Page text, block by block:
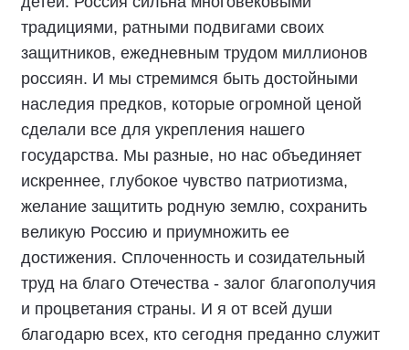
традициями, ратными подвигами своих
защитников, ежедневным трудом миллионов
россиян. И мы стремимся быть достойными
наследия предков, которые огромной ценой
сделали все для укрепления нашего
государства. Мы разные, но нас объединяет
искреннее, глубокое чувство патриотизма,
желание защитить родную землю, сохранить
великую Россию и приумножить ее
достижения. Сплоченность и созидательный
труд на благо Отечества - залог благополучия
и процветания страны. И я от всей души
благодарю всех, кто сегодня преданно служит